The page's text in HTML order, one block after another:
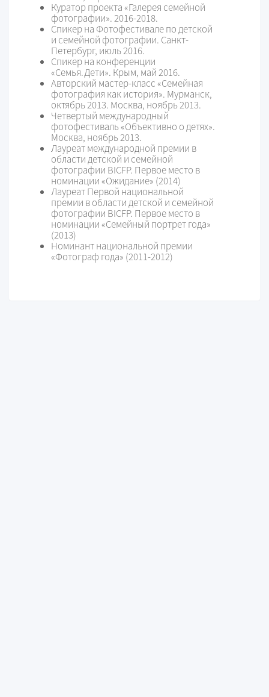
Куратор проекта «Галерея семейной
фотографии». 2016-2018.
Спикер на Фотофестивале по детской
и семейной фотографии. Санкт-
Петербург, июль 2016.
Спикер на конференции
«Семья.Дети». Крым, май 2016.
Авторский мастер-класс «Семейная
фотография как история». Мурманск,
октябрь 2013. Москва, ноябрь 2013.
Четвертый международный
фотофестиваль «Объективно о детях».
Москва, ноябрь 2013.
Лауреат международной премии в
области детской и семейной
фотографии BICFP. Первое место в
номинации «Ожидание» (2014)
Лауреат Первой национальной
премии в области детской и семейной
фотографии BICFP. Первое место в
номинации «Семейный портрет года»
(2013)
Номинант национальной премии
«Фотограф года» (2011-2012)